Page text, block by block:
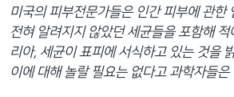
주파수 안내
언어 선택
미국의 피부전문가들은 인간 피부에 관한
전혀 알려지지 않았던 세균들을 포함해
리아, 세균이 표피에 서식하고 있는 것을
이에 대해 놀랄 필요는 없다고 과학자들은